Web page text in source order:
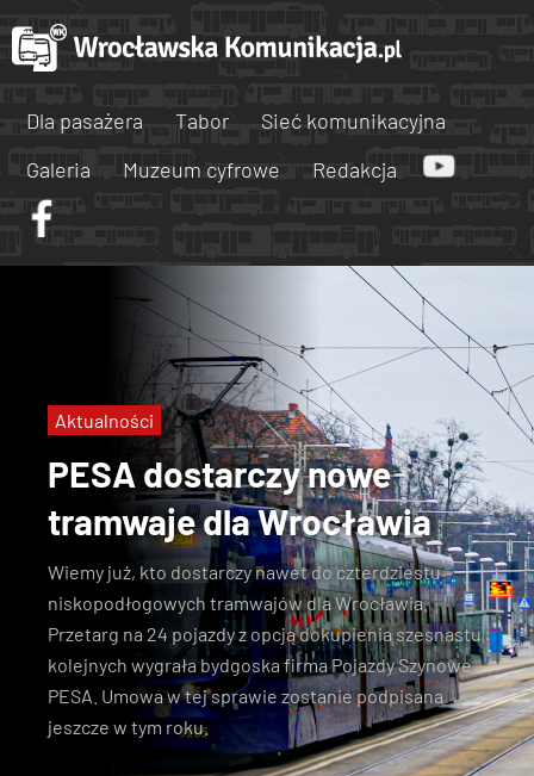
Dla pasażera Tabor
Sieć komunikacyjna
Galeria
Muzeum cyfrowe Redakcja
PESA dostarczy nowe
tramwaje dla Wrocławia
Wiemy już, kto dostarczy nawet do czterdziestu
niskopodłogowych tramwajów dla Wrocławia.
Przetarg na 24 pojazdy z opcją dokupienia szesnastu
kolejnych wygrała bydgoska firma Pojazdy Szynowe
PESA. Umowa w tej sprawie zostanie podpisana
jeszcze w tym roku.
Aktualności